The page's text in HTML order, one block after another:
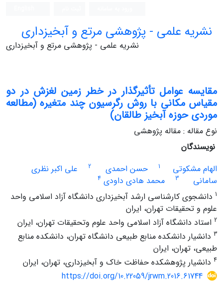
نشریه علمی - پژوهشی مرتع و آبخیزداری
نشریه علمی - پژوهشی مرتع و آبخیزداری
مقایسه عوامل تأثیرگذار در خطر زمین لغزش در دو
مقیاس مکانی با روش رگرسیون چند متغیره (مطالعه
موردی حوزه آبخیز طالقان)
نوع مقاله : مقاله پژوهشی
نویسندگان
الهام مشکوتی
1 حسن احمدی 2
علی اکبر نظری
سامانی
3 محمد هادی داودی 4
1 دانشجوی کارشناسی ارشد آبخیزداری دانشگاه آزاد اسلامی واحد
علوم و تحقیقات تهران، ایران
2 استاد دانشگاه آزاد اسلامی واحد علوم وتحقیقات تهران، ایران
3 دانشیار دانشکده منابع طبیعی دانشگاه تهران، دانشکده منابع
طبیعی، تهران، ایران
4 دانشیار پژوهشکده حفاظت خاک و آبخیزداری، تهران، ایران
https://doi.org/10.22059/jrwm.2016.61744